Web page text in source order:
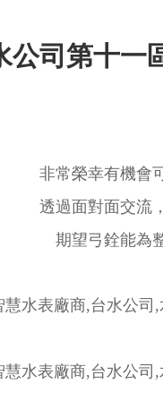
公司第十一
非常榮幸有機會
透過面對面交流
期望弓銓能為